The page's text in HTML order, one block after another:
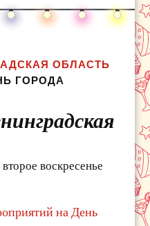
ОБЛАСТЬ
ГОРОДА
воскресенье
на День